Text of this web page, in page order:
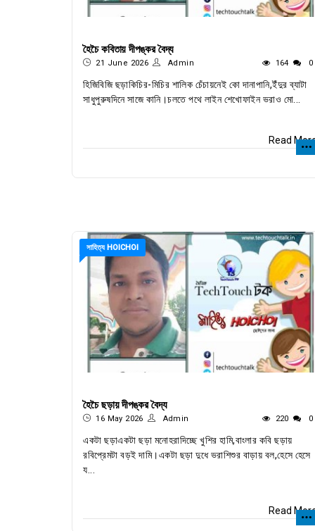
হৈচৈ কবিতায় দীপঙ্কর বৈদ্য
21 June 2026 Admin 164 0
হিজিবিজি ছড়াকিচির-মিচির শালিক চেঁচায়নেই কো দানাপানি,ইঁদুর ব্যাটা
সাধুপুরুষদিনে সাজে কানি।চলতে পথে লাইন শেখোফাইন ভরাও মো...
Read
সাহিত্য HOICHOI
হৈচৈ ছড়ায় দীপঙ্কর বৈদ্য
16 May 2026 Admin 220 0
একটা ছড়াএকটা ছড়া মনোহরাদিচ্ছে খুশির হামি,বাংলার কবি ছড়ায়
রবিপ্রেমটা বড়ই দামি।একটা ছড়া দুধে ভরাশিশুর বাড়ায় বল,হেসে হেসে
য...
Read